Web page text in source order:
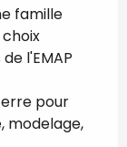
famille
l'EMAP
pour
modelage,